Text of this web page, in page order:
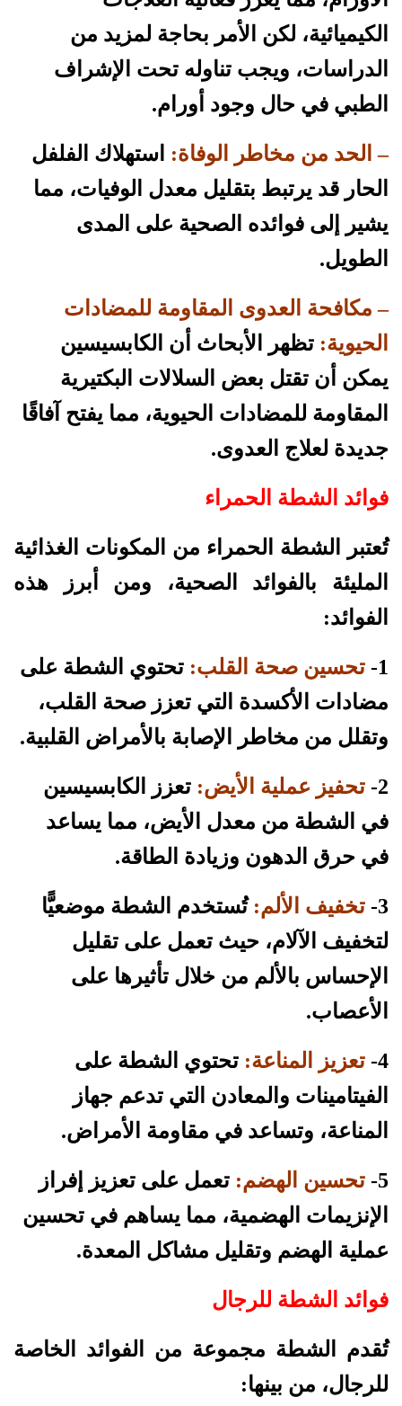
الكيميائية، لكن الأمر بحاجة لمزيد من
الدراسات، ويجب تناوله تحت الإشراف
الطبي في حال وجود أورام.
– الحد من مخاطر الوفاة: استهلاك الفلفل
الحار قد يرتبط بتقليل معدل الوفيات، مما
يشير إلى فوائده الصحية على المدى
الطويل.
– مكافحة العدوى المقاومة للمضادات
الحيوية: تظهر الأبحاث أن الكابسيسين
يمكن أن تقتل بعض السلالات البكتيرية
المقاومة للمضادات الحيوية، مما يفتح آفاقًا
جديدة لعلاج العدوى.
فوائد الشطة الحمراء
تُعتبر الشطة الحمراء من المكونات الغذائية
المليئة بالفوائد الصحية، ومن أبرز هذه
الفوائد:
1- تحسين صحة القلب: تحتوي الشطة على
مضادات الأكسدة التي تعزز صحة القلب،
وتقلل من مخاطر الإصابة بالأمراض القلبية.
2- تحفيز عملية الأيض: تعزز الكابسيسين
في الشطة من معدل الأيض، مما يساعد
في حرق الدهون وزيادة الطاقة.
3- تخفيف الألم: تُستخدم الشطة موضعيًّا
لتخفيف الآلام، حيث تعمل على تقليل
الإحساس بالألم من خلال تأثيرها على
الأعصاب.
4- تعزيز المناعة: تحتوي الشطة على
الفيتامينات والمعادن التي تدعم جهاز
المناعة، وتساعد في مقاومة الأمراض.
5- تحسين الهضم: تعمل على تعزيز إفراز
الإنزيمات الهضمية، مما يساهم في تحسين
عملية الهضم وتقليل مشاكل المعدة.
فوائد الشطة للرجال
تُقدم الشطة مجموعة من الفوائد الخاصة
للرجال، من بينها: